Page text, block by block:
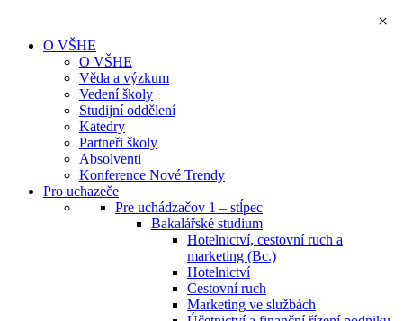
O VŠHE
O VŠHE
Věda a výzkum
Vedení školy
Studijní oddělení
Katedry
Partneři školy
Absolventi
Konference Nové Trendy
Pro uchazeče
Pre uchádzačov 1 – stĺpec
Bakalářské studium
Hotelnictví, cestovní ruch a
marketing (Bc.)
Hotelnictví
Cestovní ruch
Marketing ve službách
×